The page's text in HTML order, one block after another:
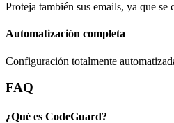
Proteja también sus emails, ya que
Automatización completa
Configuración totalmente
FAQ
¿Qué es CodeGuard?